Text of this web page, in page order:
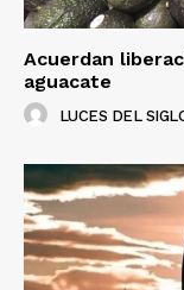
Acuerdan
aguacate
LUCES DEL